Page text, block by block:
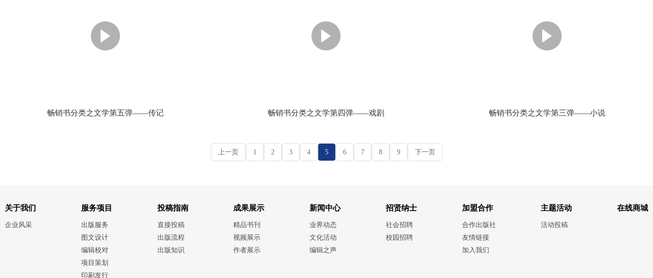
畅销书分类之文学第五弹——传记 畅销书分类之文学第四弹——戏剧 畅销书分类之文学第三弹——小说
上一页 1 2 3 4 5 6 7 8 9 下一页
关于我们
企业风采
服务项目
出版服务
图文设计
编辑校对
项目策划
印刷发行
投稿指南
直接投稿
出版流程
出版知识
成果展示
精品书刊
视频展示
作者展示
新闻中心
业界动态
文化活动
编辑之声
招贤纳士
社会招聘
校园招聘
加盟合作
合作出版社
友情链接
加入我们
主题活动
活动投稿
在线商城